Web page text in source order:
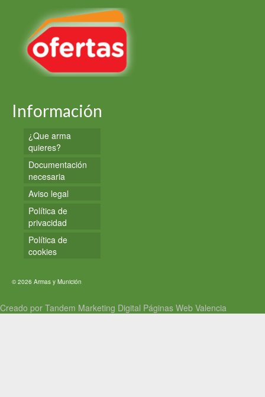
Información
¿Que arma
quieres?
Documentación
necesaria
Aviso legal
Política de
privacidad
Política de
cookies
© 2026 Armas y Munición
Creado por Tandem Marketing Digital Páginas Web Valencia